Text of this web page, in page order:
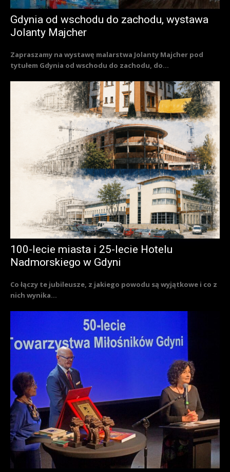
Gdynia od wschodu do zachodu, wystawa
Jolanty Majcher
Zapraszamy na wystawę malarstwa Jolanty Majcher pod
tytułem Gdynia od wschodu do zachodu, do...
100-lecie miasta i 25-lecie Hotelu
Nadmorskiego w Gdyni
Co łączy te jubileusze, z jakiego powodu są wyjątkowe i co z
nich wynika...